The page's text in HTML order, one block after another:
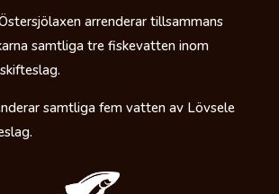
arrenderar tillsammans
samtliga tre fiskevatten inom
samtliga fem vatten av Lövsele